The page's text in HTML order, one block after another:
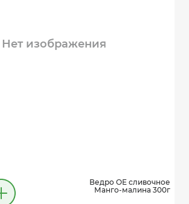
Нет изображения
Ведро ОЕ сливочное
Манго-малина 300г